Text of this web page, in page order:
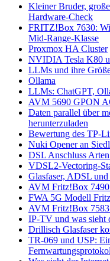
Kleiner Bruder,
Hardware-Check
FRITZ!Box 7630:
Mid-Range-Klasse
Proxmox HA Cluster
NVIDIA Tesla K80
LLMs und ihre
Ollama
LLMs: ChatGPT,
AVM 5690 GPON
Daten parallel über
herunterzuladen
Bewertung des TP-
Nuki Opener an
DSL Anschluss
VDSL2-Vectoring-
Glasfaser, ADSL
AVM Fritz!Box 7490
FWA 5G Modell
AVM Fritz!Box
IP-TV und was sieht
Drillisch Glasfaser
TR-069 und USP: